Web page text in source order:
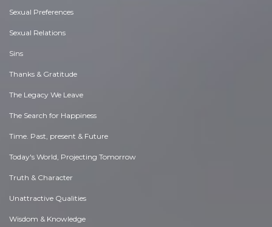
Sexual Preferences
Sexual Relations
Sins
Thanks & Gratitude
The Legacy We Leave
The Search for Happiness
Time. Past, present & Future
Today's World, Projecting Tomorrow
Truth & Character
Unattractive Qualities
Wisdom & Knowledge